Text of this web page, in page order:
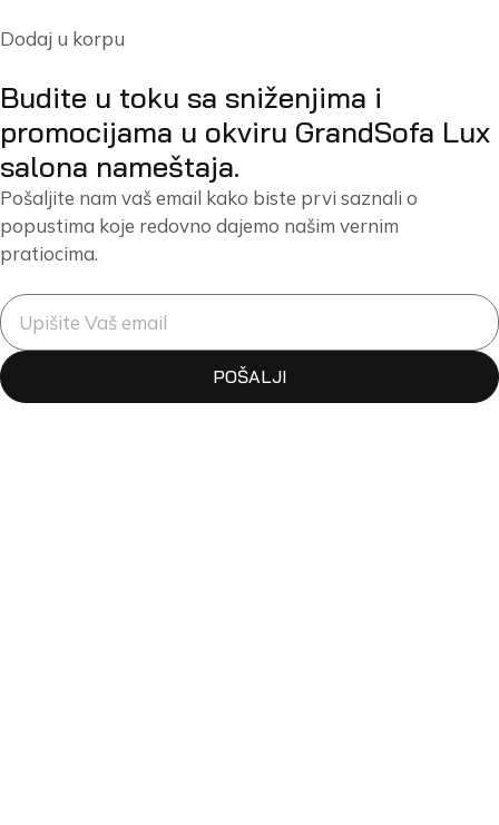
Dodaj u korpu
Budite u toku sa sniženjima i
promocijama u okviru GrandSofa Lux
salona nameštaja.
Pošaljite nam vaš email kako biste prvi saznali o
popustima koje redovno dajemo našim vernim
pratiocima.
POŠALJI